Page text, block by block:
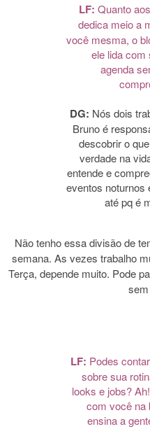
LF: Quanto
dedica meio a
você mesma, o
ele lida com
agenda
DG: Nós dois
Bruno é
descobrir o
verdade na
entende e
eventos noturnos
até pq é
Não tenho essa divisão de
semana. As vezes trabalho
Terça, depende muito. Pode
LF: Podes
sobre sua
looks e jobs?
com você na
ensina a